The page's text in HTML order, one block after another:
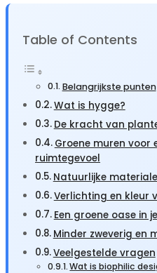
Table of Contents
Belangrijkste punten
Wat is hygge?
De kracht van
Groene muren voor
ruimtegevoel
Natuurlijke
Verlichting en kleur
Een groene oase in
Minder zweverig en
Veelgestelde vragen
Wat is biophilic